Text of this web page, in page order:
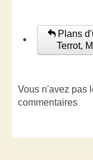
Plans
Terrot,
Vous n'avez pas
commentaires